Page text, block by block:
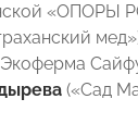
«ОПОРЫ
(«Сад